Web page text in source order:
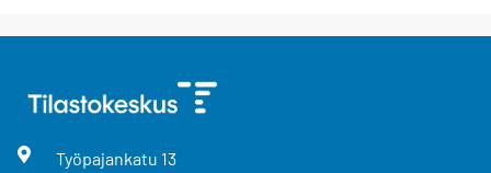
Työpajankatu 13